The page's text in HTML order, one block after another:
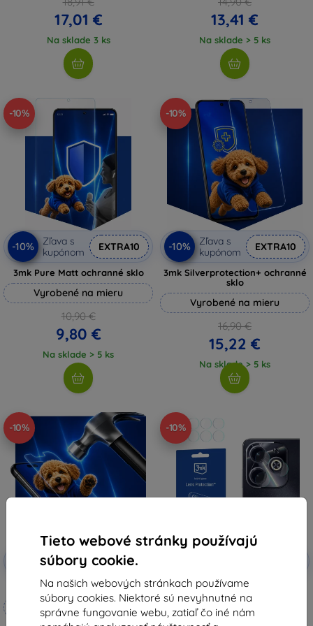
Tieto webové stránky používajú
súbory cookie.
Na našich webových stránkach používame
súbory cookies. Niektoré sú nevyhnutné na
správne fungovanie webu, zatiaľ čo iné nám
17,01 €
Na sklade 3 ks
13,41 €
Na sklade > 5 ks
-10%
-10%
Zľava s
kupónom
EXTRA10
3mk Pure Matt ochranné sklo
Vyrobené na mieru
10,90 €
9,80 €
Na sklade > 5 ks
-10%
-10%
Zľava s
kupónom
EXTRA10
3mk Silverprotection+ ochranné
sklo
Vyrobené na mieru
16,90 €
15,22 €
Na sklade > 5 ks
-10%
Zľava s
kupónom
EXTRA10
3mk Hammer ochranné sklo
Vyrobené na mieru
-10%
3mk Lens Protection Hybrid
tvrdené sklo na kameru pre
Infinix Hot 40i
7,90 €